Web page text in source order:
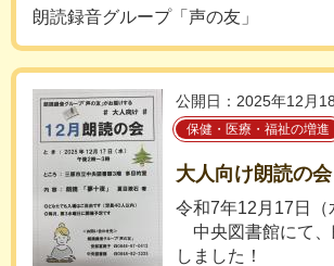
朗読録音グループ「声の友」
公開日：2025年12月
保健・医療・福祉の増進
大人向け朗読の会
令和7年12月17日（
中央図書館にて、
しました！